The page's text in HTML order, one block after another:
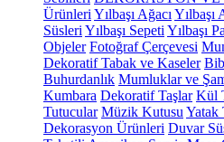
Ürünleri Yılbaşı Ağacı Yılbaşı
Süsleri Yılbaşı Sepeti Yılbaşı
Objeler Fotoğraf Çerçevesi
Dekoratif Tabak ve Kaseler
Buhurdanlık Mumluklar ve
Kumbara Dekoratif Taşlar Kül
Tutucular Müzik Kutusu Yatak
Dekorasyon Ürünleri Duvar